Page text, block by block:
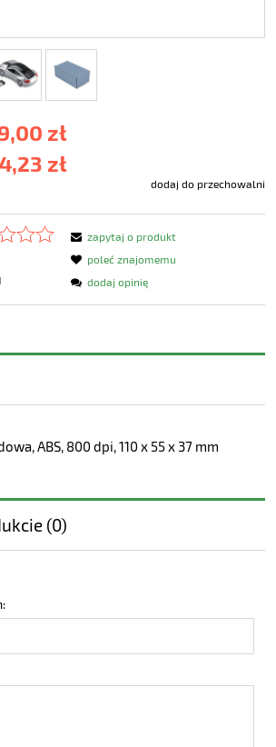
zł
zł
dodaj do przechowalni
zapytaj o produkt
poleć znajomemu
dodaj opinię
ABS, 800 dpi, 110 x 55 x 37 mm
(0)